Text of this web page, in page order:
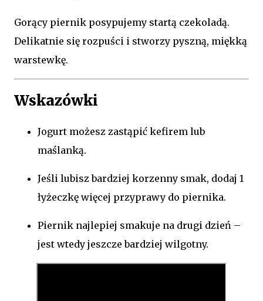
Gorący piernik posypujemy startą czekoladą.
Delikatnie się rozpuści i stworzy pyszną, miękką
warstewkę.
Wskazówki
Jogurt możesz zastąpić kefirem lub
maślanką.
Jeśli lubisz bardziej korzenny smak, dodaj 1
łyżeczkę więcej przyprawy do piernika.
Piernik najlepiej smakuje na drugi dzień –
jest wtedy jeszcze bardziej wilgotny.